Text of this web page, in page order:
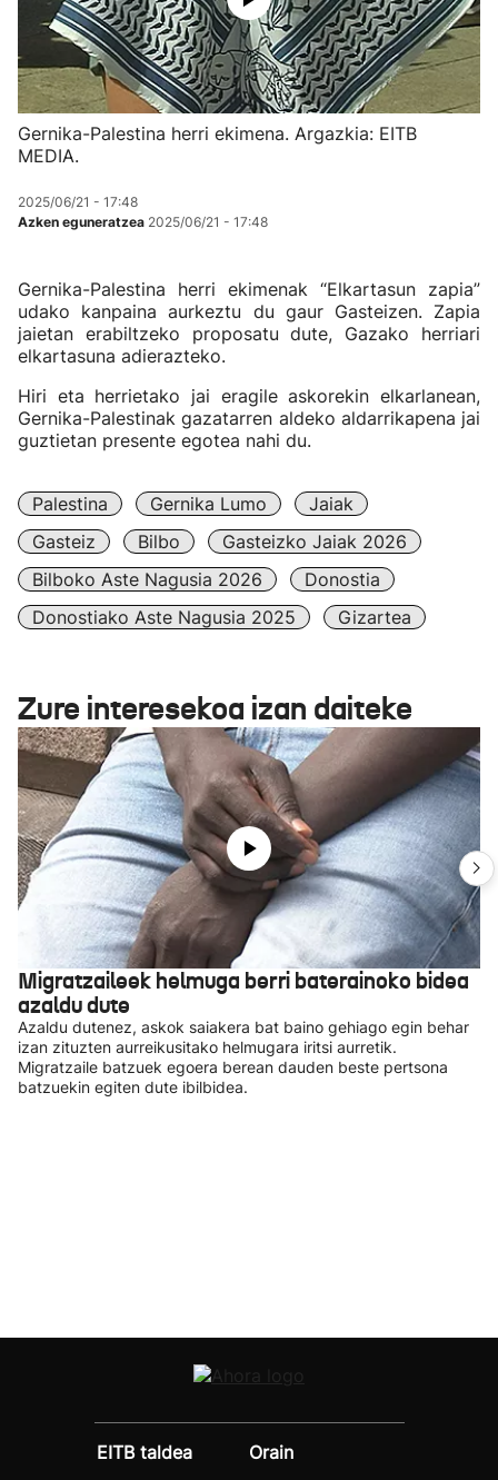
Gernika-Palestina herri ekimena. Argazkia: EITB
MEDIA.
2025/06/21 - 17:48
Azken eguneratzea 2025/06/21 - 17:48
Gernika-Palestina herri ekimenak “Elkartasun zapia”
udako kanpaina aurkeztu du gaur Gasteizen. Zapia
jaietan erabiltzeko proposatu dute, Gazako herriari
elkartasuna adierazteko.
Hiri eta herrietako jai eragile askorekin elkarlanean,
Gernika-Palestinak gazatarren aldeko aldarrikapena jai
guztietan presente egotea nahi du.
Palestina Gernika Lumo
Jaiak
Gasteiz
Bilbo
Gasteizko Jaiak 2026
Bilboko Aste Nagusia 2026
Donostia
Donostiako Aste Nagusia 2025
Gizartea
Zure interesekoa izan daiteke
Migratzaileek helmuga berri baterainoko bidea
azaldu dute
Azaldu dutenez, askok saiakera bat baino gehiago egin behar
izan zituzten aurreikusitako helmugara iritsi aurretik.
Migratzaile batzuek egoera berean dauden beste pertsona
batzuekin egiten dute ibilbidea.
EITB taldea
Orain